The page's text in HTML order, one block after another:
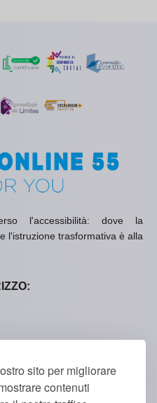
sito per migliorare
contenuti
l'accessibilità: dove la
l'istruzione trasformativa è alla